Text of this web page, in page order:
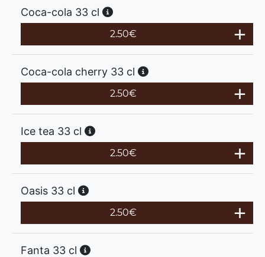
Coca-cola 33 cl
2.50€
Coca-cola cherry 33 cl
2.50€
Ice tea 33 cl
2.50€
Oasis 33 cl
2.50€
Fanta 33 cl